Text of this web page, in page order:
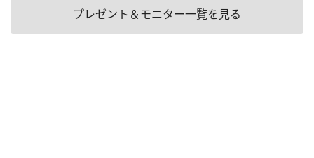
プレゼント＆モニター一覧を見る